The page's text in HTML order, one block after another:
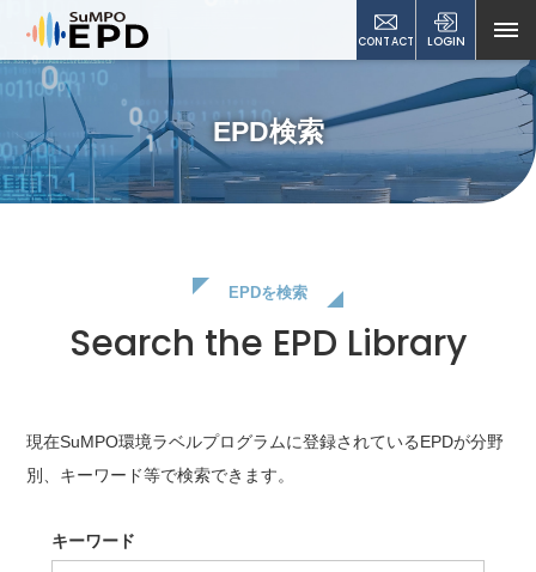
CONTACT LOGIN
EPD検索
EPDを検索
Search the EPD Library
現在SuMPO環境ラベルプログラムに登録されているEPDが分野
別、キーワード等で検索できます。
キーワード